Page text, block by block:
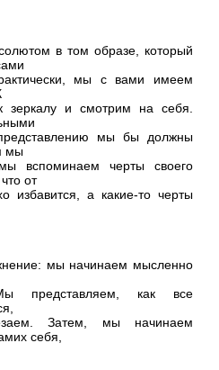
в том образе, который
мы с вами имеем
зеркалу и смотрим на себя.
мы бы должны
мы
вспоминаем черты своего
от
избавится, а какие-то черты
мы начинаем мысленно
представляем, как все
Затем, мы начинаем
себя,